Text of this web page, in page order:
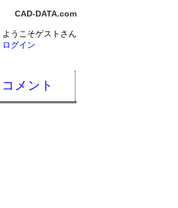
CAD-DATA.com
ようこそゲストさん
ログイン
コメント